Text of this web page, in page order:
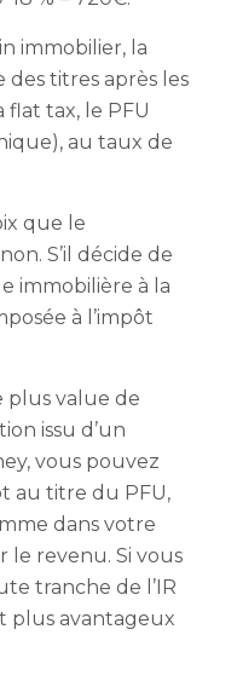
immobilier, la
des titres après les
flat tax, le PFU
au taux de
que le
S’il décide de
immobilière à la
à l’impôt
plus value de
issu d’un
vous pouvez
au titre du PFU,
dans votre
le revenu. Si vous
tranche de l’IR
plus avantageux